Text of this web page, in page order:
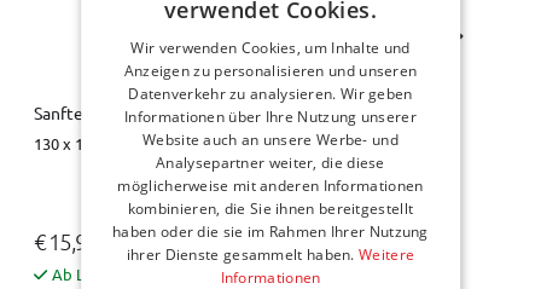
Sanfte Fleecedecke
130 x 190 cm
€ 15,95
Ab Lager verfügbar
Schlauchschal
22 x 40 cm
€ 8,95
Ab Lager verfügbar
verwendet Cookies.
Wir verwenden Cookies, um Inhalte und
Anzeigen zu personalisieren und unseren
Datenverkehr zu analysieren. Wir geben
Informationen über Ihre Nutzung unserer
Website auch an unsere Werbe- und
Analysepartner weiter, die diese
möglicherweise mit anderen Informationen
kombinieren, die Sie ihnen bereitgestellt
haben oder die sie im Rahmen Ihrer Nutzung
ihrer Dienste gesammelt haben. Weitere
Informationen